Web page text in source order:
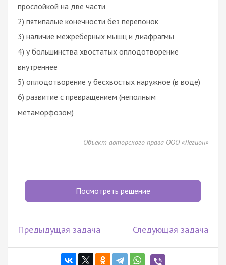
прослойкой на две части
2) пятипалые конечности без перепонок
3) наличие межреберных мышц и диафрагмы
4) у большинства хвостатых оплодотворение
внутреннее
5) оплодотворение у бесхвостых наружное (в воде)
6) развитие с превращением (неполным
метаморфозом)
Объект авторского права ООО «Легион»
Посмотреть решение
Предыдущая задача Следующая задача